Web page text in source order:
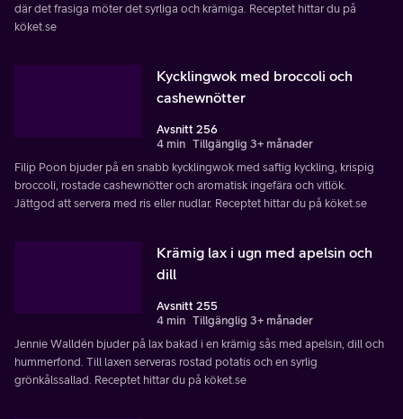
där det frasiga möter det syrliga och krämiga. Receptet hittar du på
köket.se
Kycklingwok med broccoli och
cashewnötter
Avsnitt 256
4 min Tillgänglig 3+ månader
Filip Poon bjuder på en snabb kycklingwok med saftig kyckling, krispig
broccoli, rostade cashewnötter och aromatisk ingefära och vitlök.
Jättgod att servera med ris eller nudlar. Receptet hittar du på köket.se
Krämig lax i ugn med apelsin och
dill
Avsnitt 255
4 min Tillgänglig 3+ månader
Jennie Walldén bjuder på lax bakad i en krämig sås med apelsin, dill och
hummerfond. Till laxen serveras rostad potatis och en syrlig
grönkålssallad. Receptet hittar du på köket.se